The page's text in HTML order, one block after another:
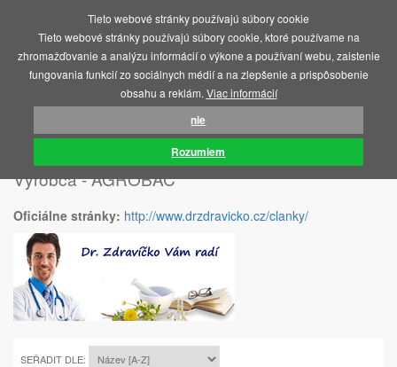
ÚVOD AGROBAC
Výrobca - AGROBAC
Oficiálne stránky: http://www.drzdravicko.cz/clanky/
SEŘADIT DLE:
Tieto webové stránky používajú súbory cookie
Tieto webové stránky používajú súbory cookie, ktoré používame na
zhromažďovanie a analýzu informácií o výkone a používaní webu, zaistenie
fungovania funkcií zo sociálnych médií a na zlepšenie a prispôsobenie
obsahu a reklám. Viac informácií
nie
Rozumiem